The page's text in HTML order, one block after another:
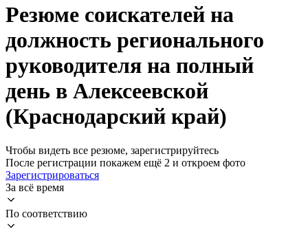
Резюме соискателей на
должность регионального
руководителя на полный
день в Алексеевской
(Краснодарский край)
Чтобы видеть все резюме, зарегистрируйтесь
После регистрации покажем ещё 2 и откроем фото
Зарегистрироваться
За всё время
По соответствию